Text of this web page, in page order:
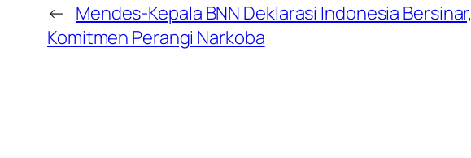
← Mendes-Kepala BNN Deklarasi Indonesia Bersinar,
Komitmen Perangi Narkoba